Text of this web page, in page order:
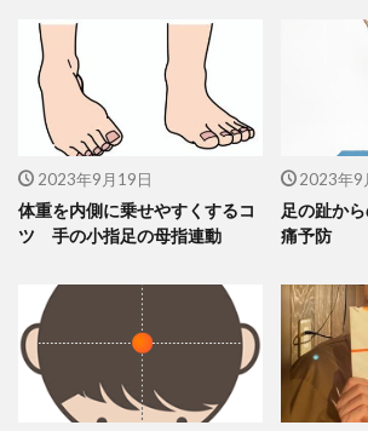
2023年9月19日
体重を内側に乗せやすくするコ
ツ 手の小指足の母指連動
2023年9
足の趾か
痛予防